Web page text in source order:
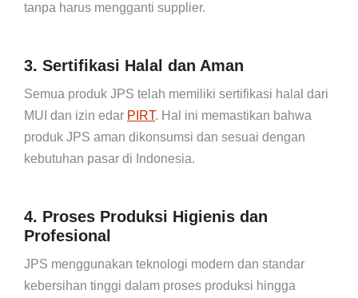
tanpa harus mengganti supplier.
3. Sertifikasi Halal dan Aman
Semua produk JPS telah memiliki sertifikasi halal dari
MUI dan izin edar PIRT. Hal ini memastikan bahwa
produk JPS aman dikonsumsi dan sesuai dengan
kebutuhan pasar di Indonesia.
4. Proses Produksi Higienis dan
Profesional
JPS menggunakan teknologi modern dan standar
kebersihan tinggi dalam proses produksi hingga